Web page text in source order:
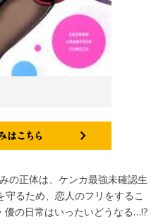
の正体は、ケンカ最強未確認生
るため、恋人のフリをするこ
優の日常はいったいどうなる…!?